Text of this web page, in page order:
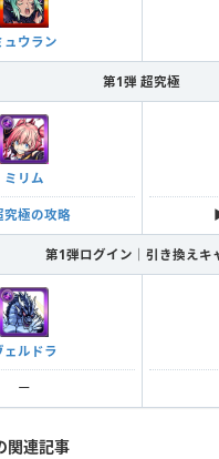
ュウラン
第1弾 超究極
ミリム
究極の攻略
第1弾ログイン｜引き換えキ
ェルドラ
ー
関連記事